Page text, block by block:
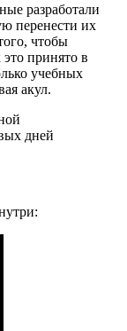
разработали
перенести их
чтобы
принято в
учебных
акул.
дней